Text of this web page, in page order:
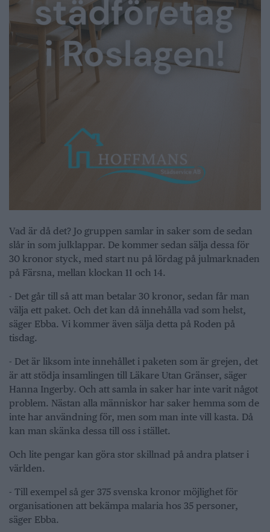
Vad är då det? Jo gruppen samlar in saker som de sedan
slår in som julklappar. De kommer sedan sälja dessa för
30 kronor styck, med start nu på lördag på julmarknaden
på Färsna, mellan klockan 11 och 14.
- Det går till så att man betalar 30 kronor, sedan får man
välja ett paket. Och det kan då innehålla vad som helst,
säger Ebba. Vi kommer även sälja detta på Roden på
tisdag.
- Det är liksom inte innehållet i paketen som är grejen, det
är att stödja insamlingen till Läkare Utan Gränser, säger
Hanna Ingerby. Och att samla in saker har inte varit något
problem. Nästan alla människor har saker hemma som de
inte har användning för, men som man inte vill kasta. Då
kan man skänka dessa till oss i stället.
Och lite pengar kan göra stor skillnad på andra platser i
världen.
- Till exempel så ger 375 svenska kronor möjlighet för
organisationen att bekämpa malaria hos 35 personer,
säger Ebba.